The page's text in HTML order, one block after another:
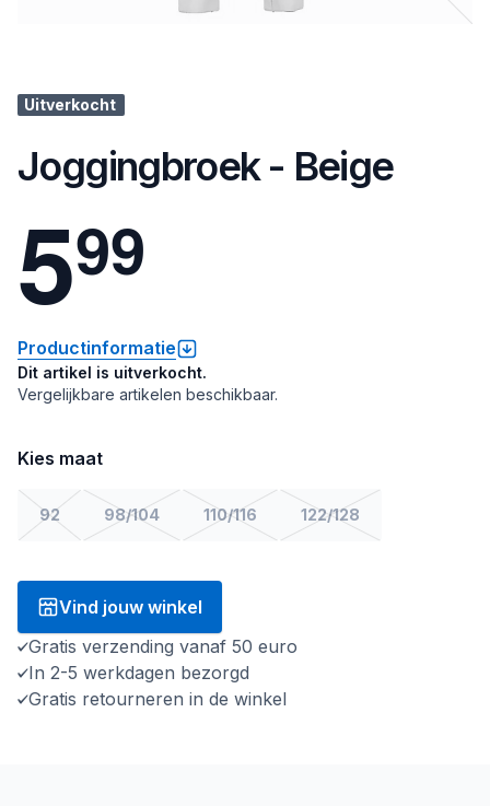
Uitverkocht
Joggingbroek - Beige
599
Productinformatie
Dit artikel is uitverkocht.
Vergelijkbare artikelen beschikbaar.
Kies maat
92 98/104 110/116 122/128
Vind jouw winkel
Gratis verzending vanaf 50 euro
In 2-5 werkdagen bezorgd
Gratis retourneren in de winkel